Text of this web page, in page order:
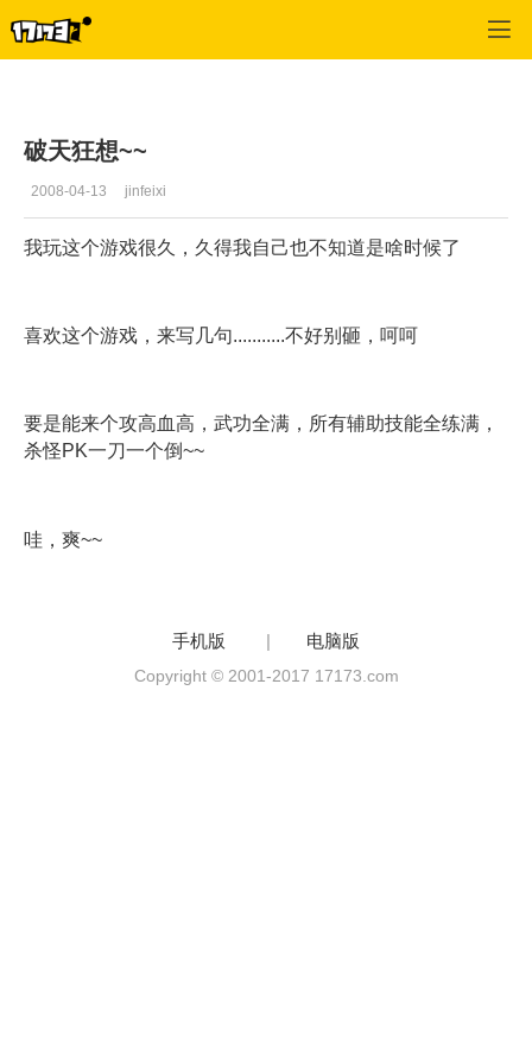
破天狂想~~
2008-04-13 jinfeixi
我玩这个游戏很久，久得我自己也不知道是啥时候了
喜欢这个游戏，来写几句...........不好别砸，呵呵
要是能来个攻高血高，武功全满，所有辅助技能全练满，
杀怪PK一刀一个倒~~
哇，爽~~
手机版 | 电脑版
Copyright © 2001-2017 17173.com